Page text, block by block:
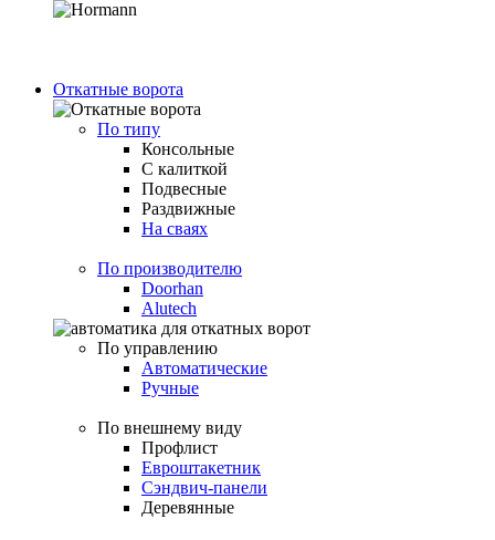
Откатные ворота
По типу
Консольные
С калиткой
Подвесные
Раздвижные
На сваях
По производителю
Doorhan
Alutech
По управлению
Автоматические
Ручные
По внешнему виду
Профлист
Евроштакетник
Сэндвич-панели
Деревянные